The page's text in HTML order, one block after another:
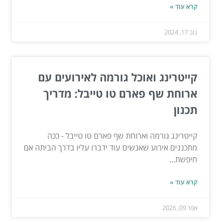
קרא עוד »
נוב 17, 2024
קייטרינג ואוכל גורמה לאירועים עם
ארוחת שף פארם טו טייבל: מדריך
תכנון
קייטרינג גורמה וארוחת שף פארם טו טייבל - ככה
מתכננים אירוע שאנשים עוד ידברו עליו בדרך הביתה אם
חיפשת...
קרא עוד »
אפר 09, 2026